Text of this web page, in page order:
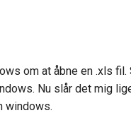
om at åbne en .xls
Nu slår det mig
windows.